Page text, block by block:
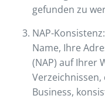
gefunden zu
NAP-
Name, Ihre
(NAP) auf Ihrer
Business,